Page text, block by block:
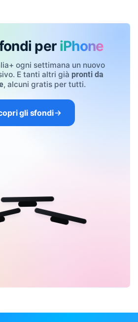
per iPhone
ogni settimana un nuovo
E tanti altri già pronti da
, alcuni gratis per tutti.
gli sfondi